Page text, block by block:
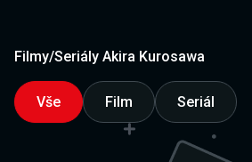
Filmy/Seriály Akira Kurosawa
Vše Film Seriál